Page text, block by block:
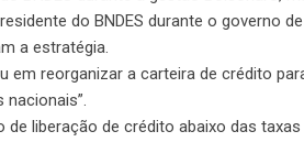
do BNDES durante o governo
a estratégia.
em reorganizar a carteira de crédito
liberação de crédito abaixo das